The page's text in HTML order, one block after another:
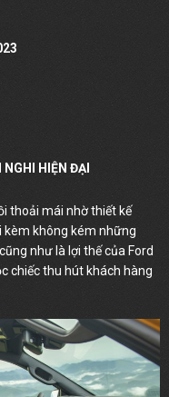
HIỆN ĐẠI
thoải mái nhờ thiết kế
kèm không kém những
như là lợi thế của Ford
chiếc thu hút khách hàng